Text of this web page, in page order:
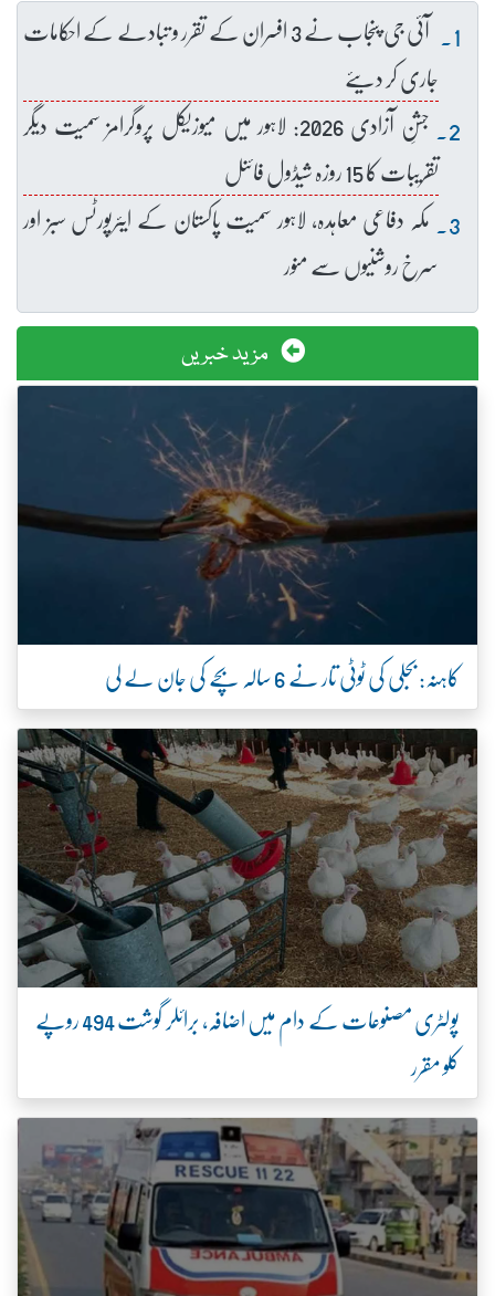
آئی جی پنجاب نے 3 افسران کے تقرر و تبادلے کے احکامات
جاری کر دیئے
جشنِ آزادی 2026: لاہور میں میوزیکل پروگرامز سمیت دیگر
تقریبات کا 15 روزہ شیڈول فائنل
مکہ دفاعی معاہدہ، لاہور سمیت پاکستان کے ایئرپورٹس سبز اور
سرخ روشنیوں سے منور
مزید خبریں
کاہنہ: بجلی کی ٹوٹی تار نے 6 سالہ بچے کی جان لے لی
پولٹری مصنوعات کے دام میں اضافہ، برائلر گوشت 494 روپے
کلو مقرر